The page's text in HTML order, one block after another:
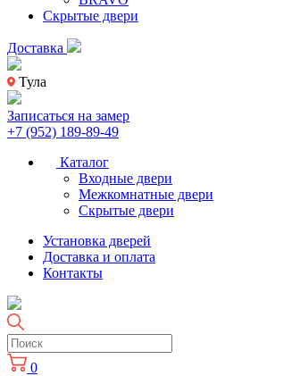
Скрытые двери
Доставка
Тула
Записаться на замер
+7 (952) 189-89-49
Каталог
Входные двери
Межкомнатные двери
Скрытые двери
Установка дверей
Доставка и оплата
Контакты
0